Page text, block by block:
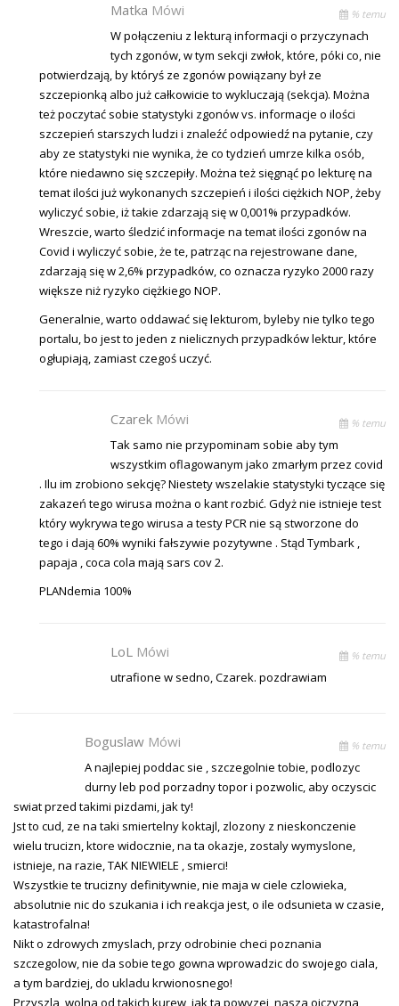
Matka Mówi % temu
W połączeniu z lekturą informacji o przyczynach
tych zgonów, w tym sekcji zwłok, które, póki co, nie
potwierdzają, by któryś ze zgonów powiązany był ze
szczepionką albo już całkowicie to wykluczają (sekcja). Można
też poczytać sobie statystyki zgonów vs. informacje o ilości
szczepień starszych ludzi i znaleźć odpowiedź na pytanie, czy
aby ze statystyki nie wynika, że co tydzień umrze kilka osób,
które niedawno się szczepiły. Można też sięgnąć po lekturę na
temat ilości już wykonanych szczepień i ilości ciężkich NOP, żeby
wyliczyć sobie, iż takie zdarzają się w 0,001% przypadków.
Wreszcie, warto śledzić informacje na temat ilości zgonów na
Covid i wyliczyć sobie, że te, patrząc na rejestrowane dane,
zdarzają się w 2,6% przypadków, co oznacza ryzyko 2000 razy
większe niż ryzyko ciężkiego NOP.
Generalnie, warto oddawać się lekturom, byleby nie tylko tego
portalu, bo jest to jeden z nielicznych przypadków lektur, które
ogłupiają, zamiast czegoś uczyć.
Czarek Mówi % temu
Tak samo nie przypominam sobie aby tym
wszystkim oflagowanym jako zmarłym przez covid
. Ilu im zrobiono sekcję? Niestety wszelakie statystyki tyczące się
zakazeń tego wirusa można o kant rozbić. Gdyż nie istnieje test
który wykrywa tego wirusa a testy PCR nie są stworzone do
tego i dają 60% wyniki fałszywie pozytywne . Stąd Tymbark ,
papaja , coca cola mają sars cov 2.
PLANdemia 100%
LoL Mówi % temu
utrafione w sedno, Czarek. pozdrawiam
Boguslaw Mówi % temu
A najlepiej poddac sie , szczegolnie tobie, podlozyc
durny leb pod porzadny topor i pozwolic, aby oczyscic
swiat przed takimi pizdami, jak ty!
Jst to cud, ze na taki smiertelny koktajl, zlozony z nieskonczenie
wielu trucizn, ktore widocznie, na ta okazje, zostaly wymyslone,
istnieje, na razie, TAK NIEWIELE , smierci!
Wszystkie te trucizny definitywnie, nie maja w ciele czlowieka,
absolutnie nic do szukania i ich reakcja jest, o ile odsunieta w czasie,
katastrofalna!
Nikt o zdrowych zmyslach, przy odrobinie checi poznania
szczegolow, nie da sobie tego gowna wprowadzic do swojego ciala,
a tym bardziej, do ukladu krwionosnego!
Przyszla, wolna od takich kurew, jak ta powyzej, nasza ojczyzna